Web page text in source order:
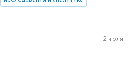
2 июля